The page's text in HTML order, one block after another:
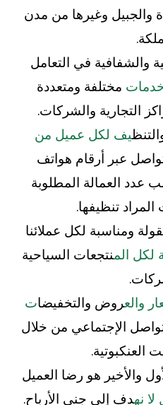
والجبيل وغيرها من مدن
والشفافية في التعامل
خدمات مختلفة ومتعددة
التجارية والشركات.
يف لكل عميل من
عبر أرقام هواتف
العمالة المطلوبة
تنظيفها.
ومناسبة لكل عملائنا
المنتجعات السياحية
والعروض والتخفيضات
الإجتماعي من خلال
العنكبوتية.
والأخير هو رضا العميل
نهدف إلى جني الأرباح.